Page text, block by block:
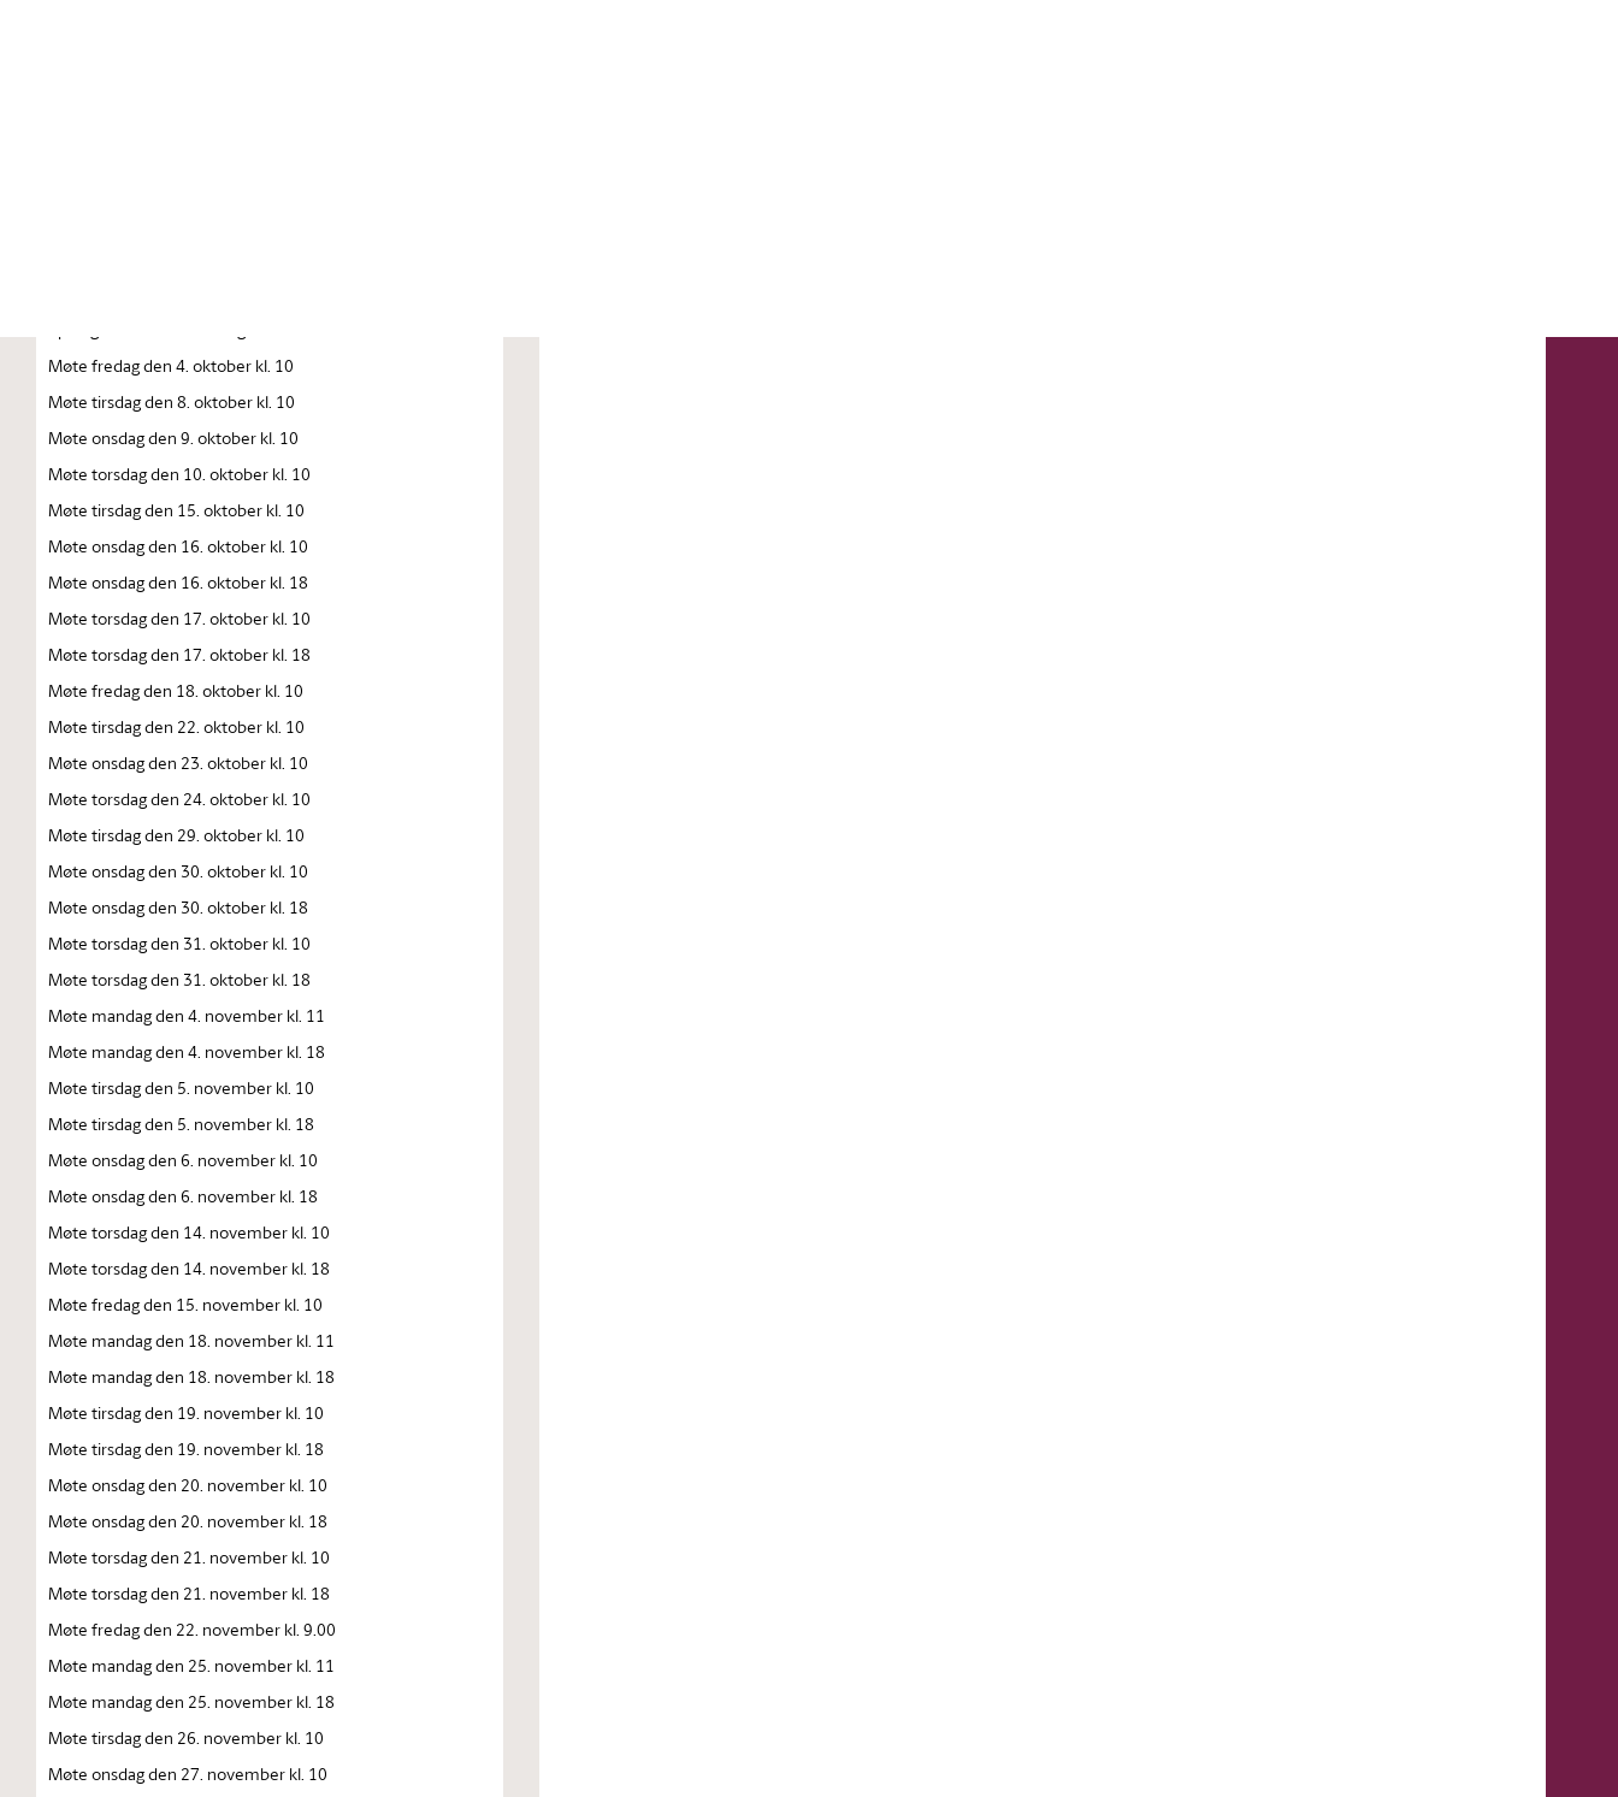
Møte fredag den 4. oktober kl. 10
Møte tirsdag den 8. oktober kl. 10
Møte onsdag den 9. oktober kl. 10
Møte torsdag den 10. oktober kl. 10
Møte tirsdag den 15. oktober kl. 10
Møte onsdag den 16. oktober kl. 10
Møte onsdag den 16. oktober kl. 18
Møte torsdag den 17. oktober kl. 10
Møte torsdag den 17. oktober kl. 18
Møte fredag den 18. oktober kl. 10
Møte tirsdag den 22. oktober kl. 10
Møte onsdag den 23. oktober kl. 10
Møte torsdag den 24. oktober kl. 10
Møte tirsdag den 29. oktober kl. 10
Møte onsdag den 30. oktober kl. 10
Møte onsdag den 30. oktober kl. 18
Møte torsdag den 31. oktober kl. 10
Møte torsdag den 31. oktober kl. 18
Møte mandag den 4. november kl. 11
Møte mandag den 4. november kl. 18
Møte tirsdag den 5. november kl. 10
Møte tirsdag den 5. november kl. 18
Møte onsdag den 6. november kl. 10
Møte onsdag den 6. november kl. 18
Møte torsdag den 14. november kl. 10
Møte torsdag den 14. november kl. 18
Møte fredag den 15. november kl. 10
Møte mandag den 18. november kl. 11
Møte mandag den 18. november kl. 18
Møte tirsdag den 19. november kl. 10
Møte tirsdag den 19. november kl. 18
Møte onsdag den 20. november kl. 10
Møte onsdag den 20. november kl. 18
Møte torsdag den 21. november kl. 10
Møte torsdag den 21. november kl. 18
Møte fredag den 22. november kl. 9.00
Møte mandag den 25. november kl. 11
Møte mandag den 25. november kl. 18
Møte tirsdag den 26. november kl. 10
Møte onsdag den 27. november kl. 10